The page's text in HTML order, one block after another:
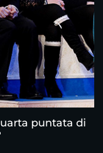
puntata di